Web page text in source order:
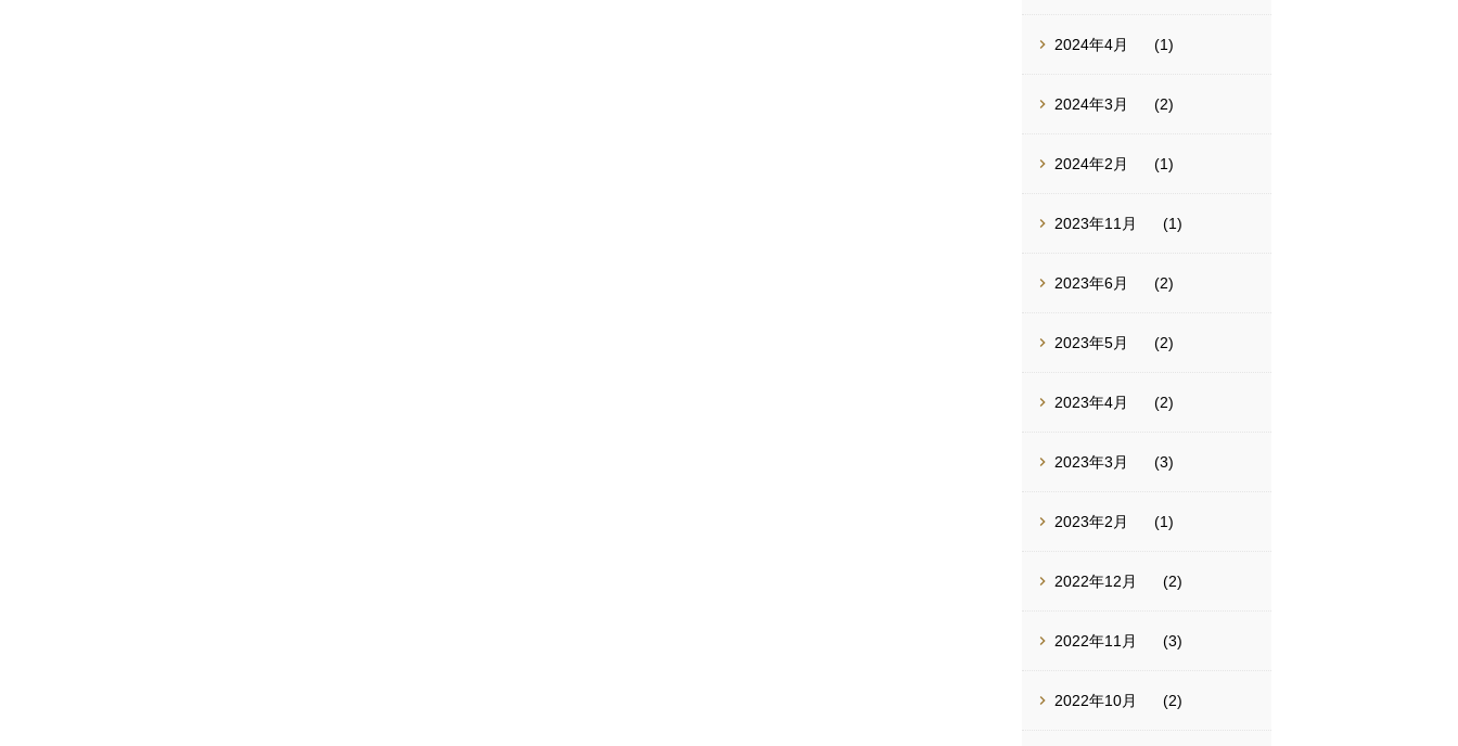
2024年4月 (1)
2024年3月 (2)
2024年2月 (1)
2023年11月 (1)
2023年6月 (2)
2023年5月 (2)
2023年4月 (2)
2023年3月 (3)
2023年2月 (1)
2022年12月 (2)
2022年11月 (3)
2022年10月 (2)